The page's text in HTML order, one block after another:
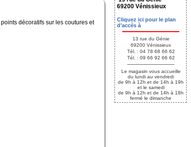
décoratifs sur les coutures et
69200 Vénissieux
Cliquez ici pour le plan
d’accès à
13 rue du Génie
69200 Vénissieux
Tél. : 04 78 68 66 62
Tél. : 09 66 92 66 62
Le magasin vous accueille
du lundi au vendredi
de 9h à 12h et de 14h à 19h
et le samedi
de 9h à 12h et de 14h à 18h
fermé le dimanche